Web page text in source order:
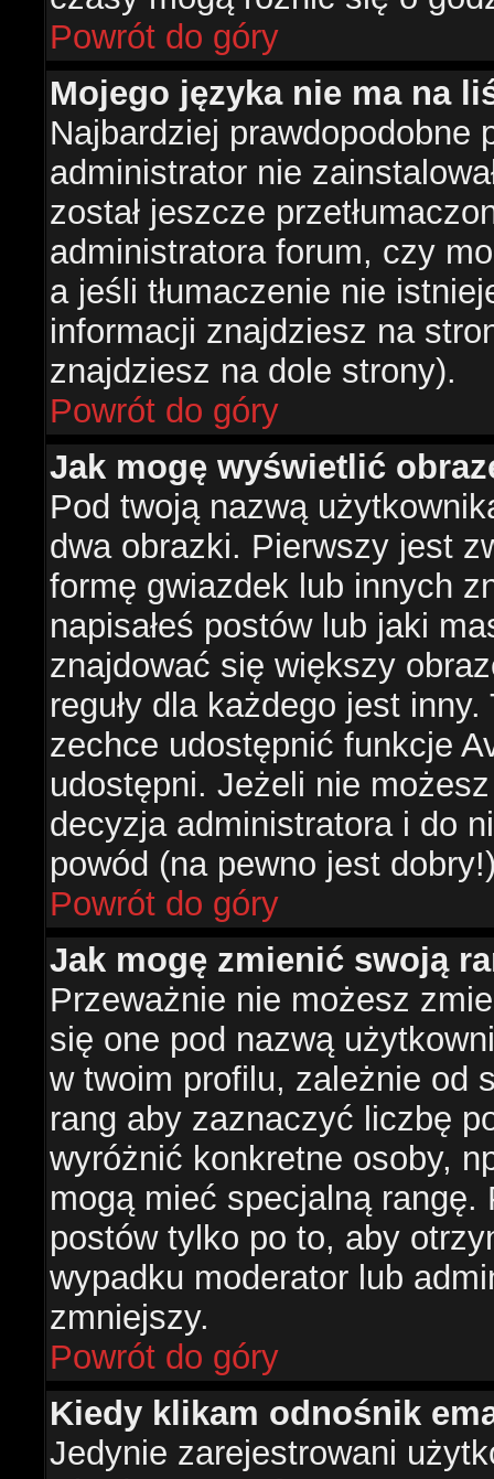
Powrót do góry
Mojego języka nie ma na
Najbardziej prawdopodobne
administrator nie
został jeszcze
administratora forum, czy
a jeśli tłumaczenie nie
informacji znajdziesz na
znajdziesz na dole strony).
Powrót do góry
Jak mogę wyświetlić
Pod twoją nazwą
dwa obrazki. Pierwszy jest
formę gwiazdek lub innych
napisałeś postów lub jaki
znajdować się większy
reguły dla każdego jest
zechce udostępnić funkcje
udostępni. Jeżeli nie
decyzja administratora i do
powód (na pewno jest
Powrót do góry
Jak mogę zmienić swoją
Przeważnie nie możesz
się one pod nazwą
w twoim profilu, zależnie od
rang aby zaznaczyć liczbę
wyróżnić konkretne osoby,
mogą mieć specjalną
postów tylko po to, aby
wypadku moderator lub
zmniejszy.
Powrót do góry
Kiedy klikam odnośnik
Jedynie zarejestrowani